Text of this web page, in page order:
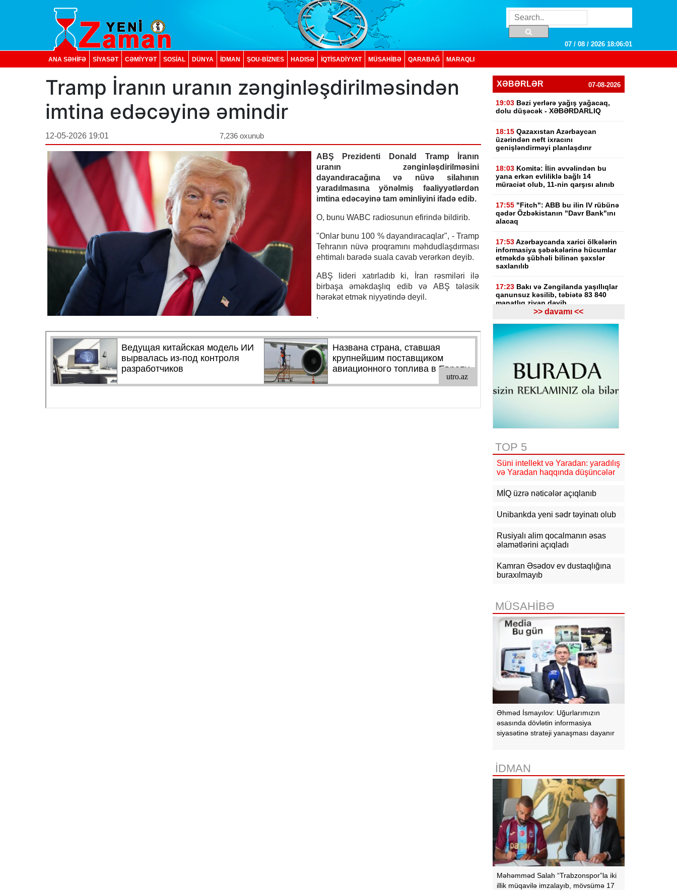
07 / 08 / 2026 18:06:02
ANA SƏHİFƏ SİYASƏT CƏMİYYƏT SOSIAL DÜNYA İDMAN ŞOU-BİZNES HADISƏ İQTISADIYYAT MÜSAHİBƏ QARABAĞ MARAQLI
Tramp İranın uranın zənginləşdirilməsindən
imtina edəcəyinə əmindir
12-05-2026 19:01 7,236 oxunub
ABŞ Prezidenti Donald Tramp İranın
uranın zənginləşdirilməsini
dayandıracağına və nüvə silahının
yaradılmasına yönəlmiş fəaliyyətlərdən
imtina edəcəyinə tam əminliyini ifadə edib.
O, bunu WABC radiosunun efirində bildirib.
"Onlar bunu 100 % dayandıracaqlar", - Tramp
Tehranın nüvə proqramını məhdudlaşdırması
ehtimalı barədə suala cavab verərkən deyib.
ABŞ lideri xatırladıb ki, İran rəsmiləri ilə
birbaşa əməkdaşlıq edib və ABŞ tələsik
hərəkət etmək niyyətində deyil.
.
XƏBƏRLƏR 07-08-2026
19:03 Bəzi yerlərə yağış yağacaq,
dolu düşəcək - XƏBƏRDARLIQ
18:15 Qazaxıstan Azərbaycan
üzərindən neft ixracını
genişləndirməyi planlaşdırır
18:03 Komitə: İlin əvvəlindən bu
yana erkən evliliklə bağlı 14
müraciət olub, 11-nin qarşısı alınıb
17:55 "Fitch": ABB bu ilin IV rübünə
qədər Özbəkistanın "Davr Bank"ını
alacaq
17:53 Azərbaycanda xarici ölkələrin
informasiya şəbəkələrinə hücumlar
etməkdə şübhəli bilinən şəxslər
saxlanılıb
17:23 Bakı və Zəngilanda yaşıllıqlar
qanunsuz kəsilib, təbiətə 83 840
manatlıq ziyan dəyib
17:09 Bakıda estetik əməliyyatdan
sonra pasiyentin ölüm faktı üzrə
araşdırma başlayıb
aldadan şəxs saxlanılıb
16:39 Səfərbərlik Xidmətinin
rüşvətlə bağlı həbs olunan 3
16:10 Jurnalistika ixtisası üzrə
qabiliyyət imtahanının nəticələri
açıqlanıb
15:50 Ədliyyə naziri Lerik rayonunda
vətəndaşları qəbul edib
15:24 Bakının mərkəzində 3
söndürülüb, 2 nəfər tüstüdən
zəhərlənib
15:02 Ukrayna aqrar sektora yardım
üçün Aİ-dən 220 milyon avro istəyir
və Pakistan Məkkə Sazişini
imzalayıb: Üzvlərdən birinə hücum
hamısına hücum sayılacaq
>> davamı <<
TOP 5
Süni intellekt və Yaradan: yaradılış
və Yaradan haqqında düşüncələr
MİQ üzrə nəticələr açıqlanıb
Unibankda yeni sədr təyinatı olub
Rusiyalı alim qocalmanın əsas
əlamətlərini açıqladı
Kamran Əsədov ev dustaqlığına
buraxılmayıb
MÜSAHİBƏ
Əhməd İsmayılov: Uğurlarımızın
əsasında dövlətin informasiya
siyasətinə strateji yanaşması dayanır
İDMAN
Məhəmməd Salah “Trabzonspor”la iki
illik müqavilə imzalayıb, mövsümə 17